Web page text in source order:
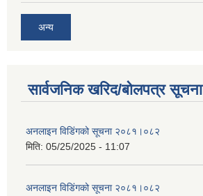
अन्य
सार्वजनिक खरिद/बोलपत्र सूचना
अनलाइन विडि‌ं‍गको सूचना २०८१।०८२
मिति: 05/25/2025 - 11:07
अनलाइन विडि‌ं‍गको सूचना २०८१।०८२